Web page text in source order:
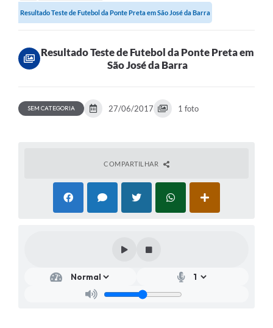
Resultado Teste de Futebol da Ponte Preta em São José da Barra
Resultado Teste de Futebol da Ponte Preta em
São José da Barra
SEM CATEGORIA 27/06/2017 1 foto
COMPARTILHAR